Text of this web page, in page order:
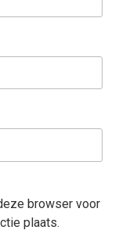
browser voor
plaats.